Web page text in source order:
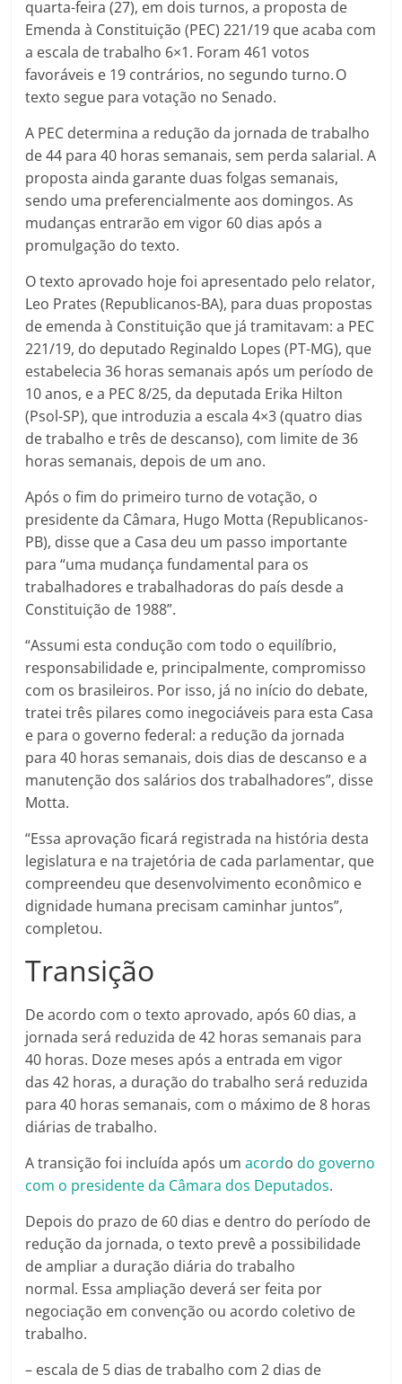
quarta-feira (27), em dois turnos, a proposta de
Emenda à Constituição (PEC) 221/19 que acaba com
a escala de trabalho 6×1. Foram 461 votos
favoráveis e 19 contrários, no segundo turno.O
texto segue para votação no Senado.
A PEC determina a redução da jornada de trabalho
de 44 para 40 horas semanais, sem perda salarial. A
proposta ainda garante duas folgas semanais,
sendo uma preferencialmente aos domingos. As
mudanças entrarão em vigor 60 dias após a
promulgação do texto.
O texto aprovado hoje foi apresentado pelo relator,
Leo Prates (Republicanos-BA), para duas propostas
de emenda à Constituição que já tramitavam: a PEC
221/19, do deputado Reginaldo Lopes (PT-MG), que
estabelecia 36 horas semanais após um período de
10 anos, e a PEC 8/25, da deputada Erika Hilton
(Psol-SP), que introduzia a escala 4×3 (quatro dias
de trabalho e três de descanso), com limite de 36
horas semanais, depois de um ano.
Após o fim do primeiro turno de votação, o
presidente da Câmara, Hugo Motta (Republicanos-
PB), disse que a Casa deu um passo importante
para “uma mudança fundamental para os
trabalhadores e trabalhadoras do país desde a
Constituição de 1988”.
“Assumi esta condução com todo o equilíbrio,
responsabilidade e, principalmente, compromisso
com os brasileiros. Por isso, já no início do debate,
tratei três pilares como inegociáveis para esta Casa
e para o governo federal: a redução da jornada
para 40 horas semanais, dois dias de descanso e a
manutenção dos salários dos trabalhadores”, disse
Motta.
“Essa aprovação ficará registrada na história desta
legislatura e na trajetória de cada parlamentar, que
compreendeu que desenvolvimento econômico e
dignidade humana precisam caminhar juntos”,
completou.
Transição
De acordo com o texto aprovado, após 60 dias, a
jornada será reduzida de 42 horas semanais para
40 horas. Doze meses após a entrada em vigor
das 42 horas, a duração do trabalho será reduzida
para 40 horas semanais, com o máximo de 8 horas
diárias de trabalho.
A transição foi incluída após umacordo do governo
com o presidente da Câmara dos Deputados.
Depois do prazo de 60 dias e dentro do período de
redução da jornada, o texto prevê a possibilidade
de ampliar a duração diária do trabalho
normal. Essa ampliação deverá ser feita por
negociação em convenção ou acordo coletivo de
trabalho.
– escala de 5 dias de trabalho com 2 dias de